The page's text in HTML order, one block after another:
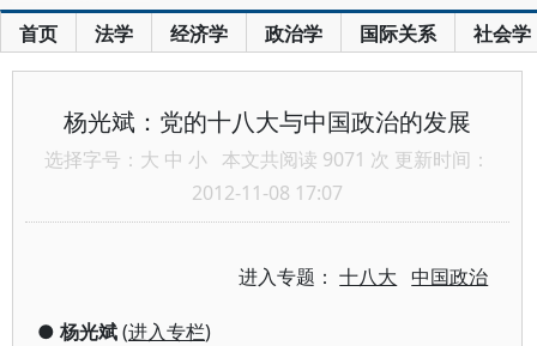
首页 法学 经济学 政治学 国际关系 社会学
杨光斌：党的十八大与中国政治的发展
选择字号： 大 中 小 本文共阅读 9071 次 更新时间：
2012-11-08 17:07
进入专题：十八大 中国政治
● 杨光斌(进入专栏)